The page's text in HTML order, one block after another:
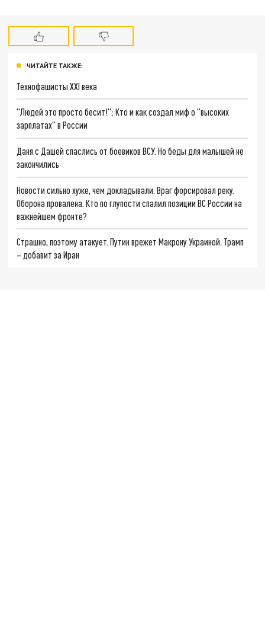
ЧИТАЙТЕ ТАКЖЕ:
Технофашисты XXI века
"Людей это просто бесит!": Кто и как создал миф о "высоких
зарплатах" в России
Даня с Дашей спаслись от боевиков ВСУ. Но беды для малышей не
закончились
Новости сильно хуже, чем докладывали. Враг форсировал реку.
Оборона провалена. Кто по глупости спалил позиции ВС России на
важнейшем фронте?
Страшно, поэтому атакует. Путин врежет Макрону Украиной. Трамп
– добавит за Иран